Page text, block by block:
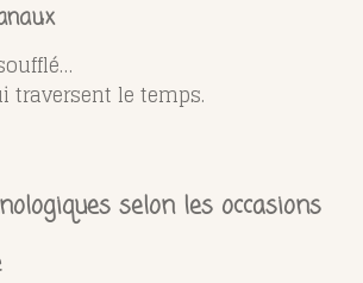
traversent le temps.
selon les occasions